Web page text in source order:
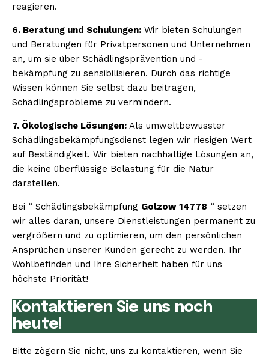
reagieren.
6. Beratung und Schulungen: Wir bieten Schulungen
und Beratungen für Privatpersonen und Unternehmen
an, um sie über Schädlingsprävention und -
bekämpfung zu sensibilisieren. Durch das richtige
Wissen können Sie selbst dazu beitragen,
Schädlingsprobleme zu vermindern.
7. Ökologische Lösungen: Als umweltbewusster
Schädlingsbekämpfungsdienst legen wir riesigen Wert
auf Beständigkeit. Wir bieten nachhaltige Lösungen an,
die keine überflüssige Belastung für die Natur
darstellen.
Bei “ Schädlingsbekämpfung Golzow 14778 “ setzen
wir alles daran, unsere Dienstleistungen permanent zu
vergrößern und zu optimieren, um den persönlichen
Ansprüchen unserer Kunden gerecht zu werden. Ihr
Wohlbefinden und Ihre Sicherheit haben für uns
höchste Priorität!
Kontaktieren Sie uns noch
heute!
Bitte zögern Sie nicht, uns zu kontaktieren, wenn Sie